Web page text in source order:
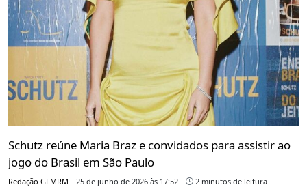
Schutz reúne Maria Braz e convidados para assistir ao
jogo do Brasil em São Paulo
Redação GLMRM 25 de junho de 2026 às 17:52 2 minutos de leitura